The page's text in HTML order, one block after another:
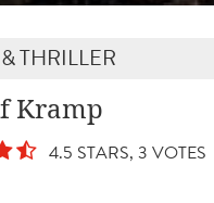
THRILLER
Kramp
4.5 STARS, 3 VOTES